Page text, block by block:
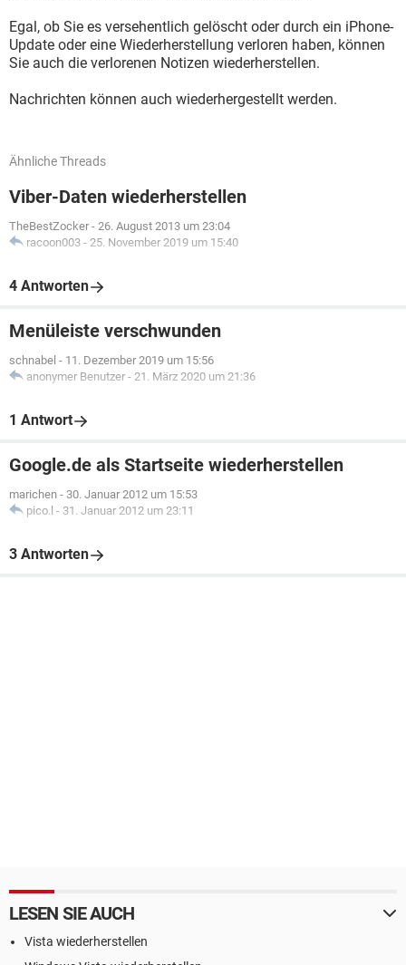
Egal, ob Sie es versehentlich gelöscht oder durch ein iPhone-
Update oder eine Wiederherstellung verloren haben, können
Sie auch die verlorenen Notizen wiederherstellen.
Nachrichten können auch wiederhergestellt werden.
Ähnliche Threads
Viber-Daten wiederherstellen
TheBestZocker - 26. August 2013 um 23:04
racoon003 - 25. November 2019 um 15:40
4 Antworten
Menüleiste verschwunden
schnabel - 11. Dezember 2019 um 15:56
anonymer Benutzer - 21. März 2020 um 21:36
1 Antwort
Google.de als Startseite wiederherstellen
marichen - 30. Januar 2012 um 15:53
pico.l - 31. Januar 2012 um 23:11
3 Antworten
LESEN SIE AUCH
Vista wiederherstellen